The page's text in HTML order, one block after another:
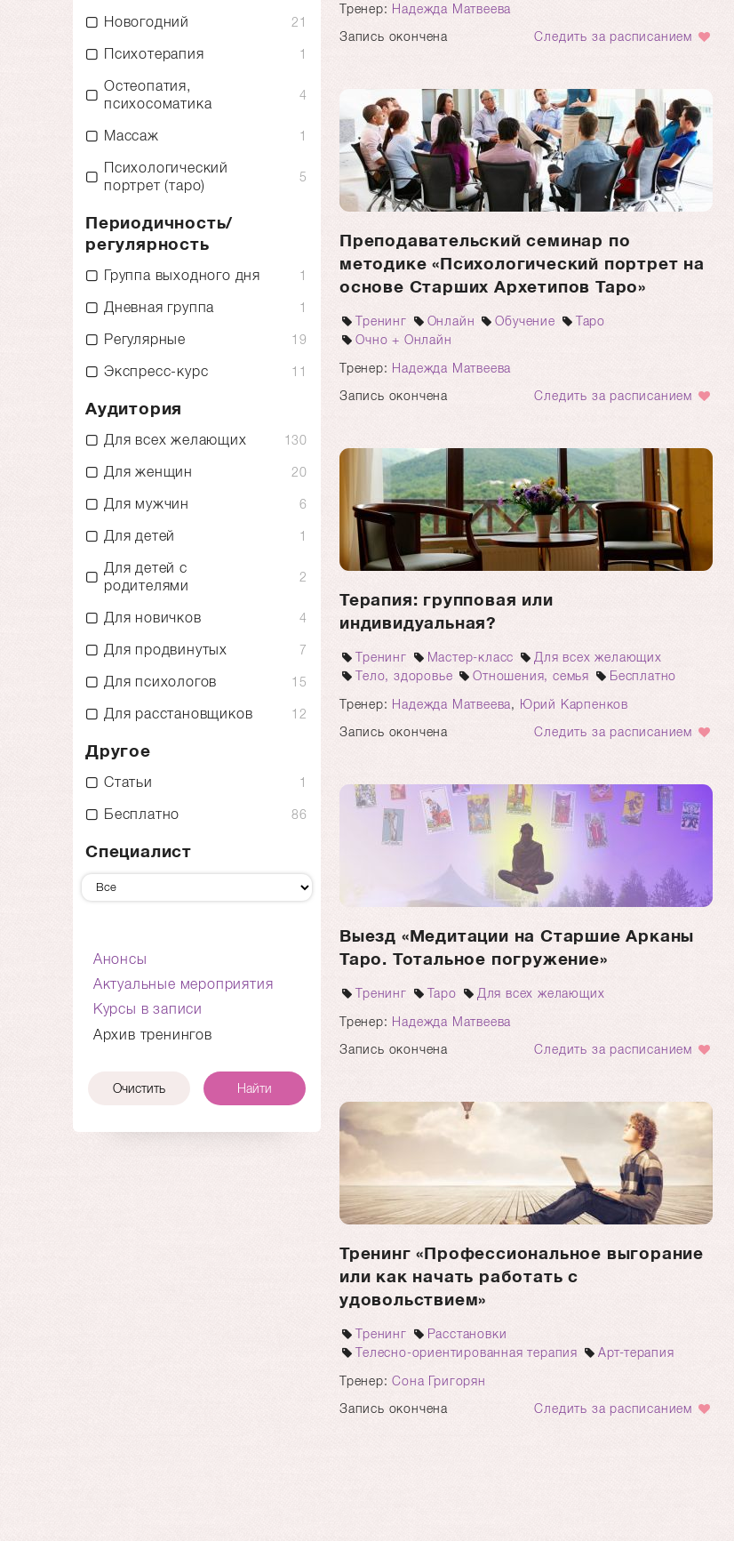
Новогодний 21
Психотерапия 1
Остеопатия,
психосоматика
4
Массаж 1
Психологический
портрет (таро)
5
Периодичность/
регулярность
Группа выходного дня 1
Дневная группа 1
Регулярные 19
Экспресс-курс 11
Аудитория
Для всех желающих 130
Для женщин 20
Для мужчин 6
Для детей 1
Для детей с
родителями
2
Для новичков 4
Для продвинутых 7
Для психологов 15
Для расстановщиков 12
Другое
Статьи 1
Бесплатно 86
Специалист
Анонсы
Актуальные мероприятия
Курсы в записи
Архив тренингов
Очистить Найти
Тренер: Надежда Матвеева
Запись окончена
Следить за расписанием
Преподавательский семинар по
методике «Психологический портрет на
основе Старших Архетипов Таро»
Тренинг Онлайн Обучение
Таро
Очно + Онлайн
Тренер: Надежда Матвеева
Запись окончена
Следить за расписанием
Терапия: групповая или
индивидуальная?
Тренинг Мастер-класс
Для всех желающих
Тело, здоровье
Отношения, семья
Бесплатно
Тренер: Надежда Матвеева, Юрий Карпенков
Запись окончена
Следить за расписанием
Выезд «Медитации на Старшие Арканы
Таро. Тотальное погружение»
Тренинг Таро
Для всех желающих
Тренер: Надежда Матвеева
Запись окончена
Следить за расписанием
Тренинг «Профессиональное выгорание
или как начать работать с
удовольствием»
Тренинг
Расстановки
Телесно-ориентированная терапия
Арт-терапия
Тренер:Сона Григорян
Запись окончена
Следить за расписанием